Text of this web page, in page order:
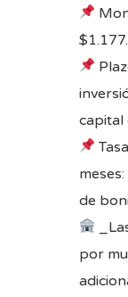
capital
de
por